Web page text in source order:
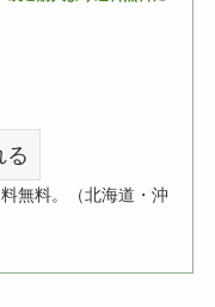
無料。（北海道・沖